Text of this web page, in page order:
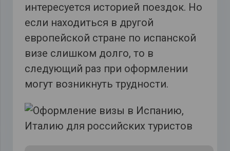
интересуется историей поездок. Но
если находиться в другой
европейской стране по испанской
визе слишком долго, то в
следующий раз при оформлении
могут возникнуть трудности.